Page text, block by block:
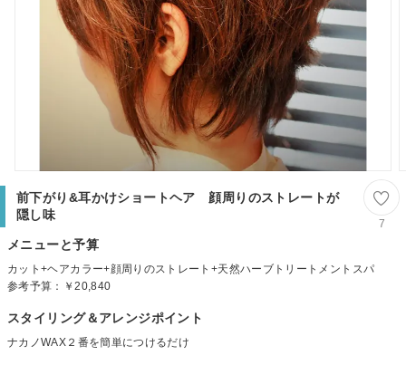
前下がり&耳かけショートヘア 顔周りのストレートが
隠し味
7
メニューと予算
カット+ヘアカラー+顔周りのストレート+天然ハーブトリートメントスパ
参考予算：
￥20,840
スタイリング＆アレンジポイント
ナカノWAX２番を簡単につけるだけ